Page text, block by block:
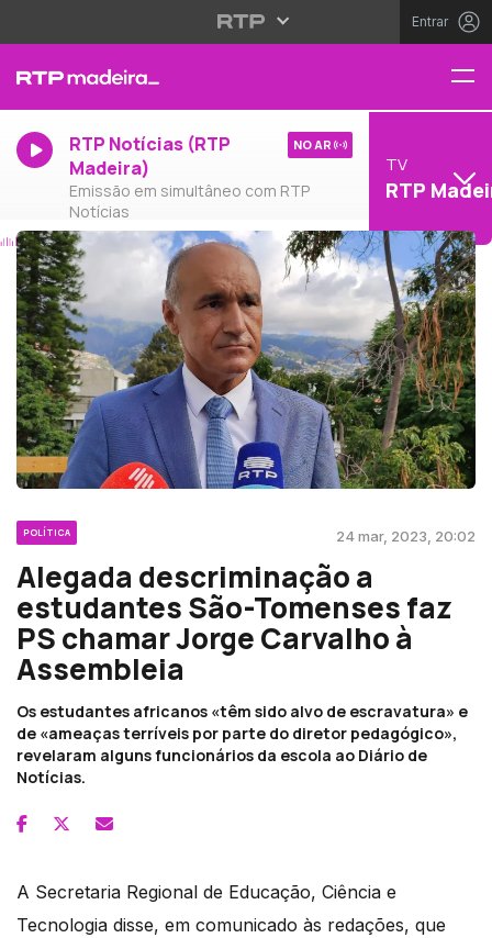
Entrar
RTP Notícias (RTP
Madeira)
Emissão em simultâneo com RTP
Notícias
NO AR
TV
RTP
POLÍTICA 24 mar, 2023, 20:02
Alegada descriminação a
estudantes São-Tomenses faz
PS chamar Jorge Carvalho à
Assembleia
Os estudantes africanos «têm sido alvo de escravatura» e
de «ameaças terríveis por parte do diretor pedagógico»,
revelaram alguns funcionários da escola ao Diário de
Notícias.
A Secretaria Regional de Educação, Ciência e
Tecnologia disse, em comunicado às redações, que